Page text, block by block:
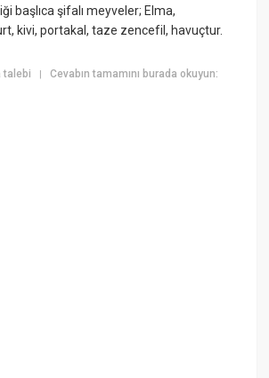
başlıca şifalı meyveler; Elma,
kivi, portakal, taze zencefil, havuçtur.
talebi |Cevabın tamamını burada okuyun: